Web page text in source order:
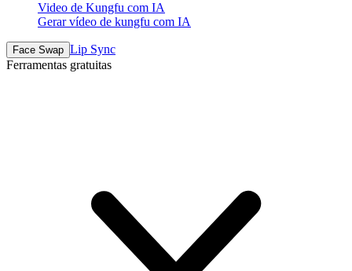
Video de Kungfu com IA
Gerar vídeo de kungfu com IA
Face Swap Lip Sync
Ferramentas gratuitas